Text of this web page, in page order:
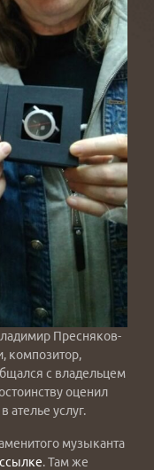
Пресняков-
композитор,
с владельцем
оценил
ателье услуг.
музыканта
ссылке. Там же